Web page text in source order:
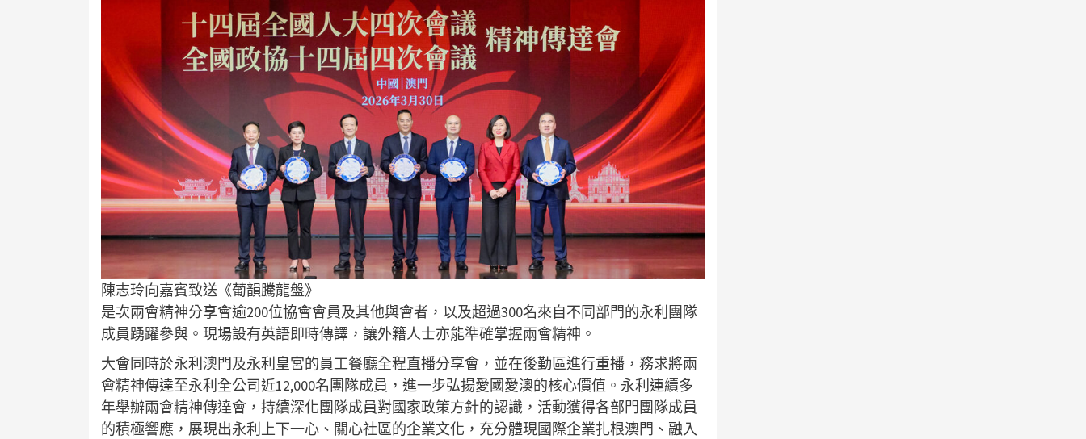
陳志玲向嘉賓致送《葡韻騰龍盤》
是次兩會精神分享會逾200位協會會員及其他與會者，以及超過300名來自不同部門的永利團隊
成員踴躍參與。現場設有英語即時傳譯，讓外籍人士亦能準確掌握兩會精神。
大會同時於永利澳門及永利皇宮的員工餐廳全程直播分享會，並在後勤區進行重播，務求將兩
會精神傳達至永利全公司近12,000名團隊成員，進一步弘揚愛國愛澳的核心價值。永利連續多
年舉辦兩會精神傳達會，持續深化團隊成員對國家政策方針的認識，活動獲得各部門團隊成員
的積極響應，展現出永利上下一心、關心社區的企業文化，充分體現國際企業扎根澳門、融入